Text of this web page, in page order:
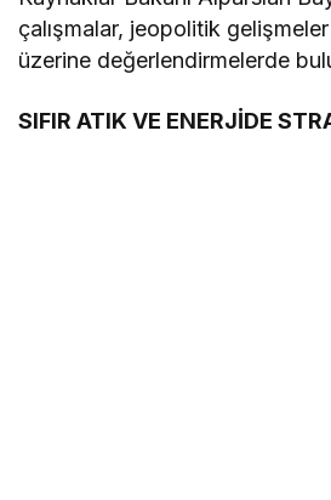
çalışmalar, jeopolitik
üzerine değerlendirmelerde
SIFIR ATIK VE ENERJİDE